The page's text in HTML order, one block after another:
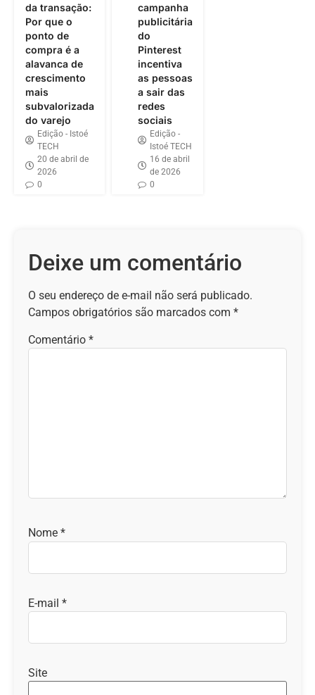
da transação:
Por que o
ponto de
compra é a
alavanca de
crescimento
mais
subvalorizada
do varejo
Edição - Istoé
TECH
20 de abril de
2026
0
campanha
publicitária
do
Pinterest
incentiva
as pessoas
a sair das
redes
sociais
Edição -
Istoé TECH
16 de abril
de 2026
0
Deixe um comentário
O seu endereço de e-mail não será publicado.
Campos obrigatórios são marcados com *
Comentário *
Nome *
E-mail *
Site